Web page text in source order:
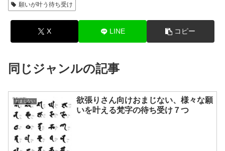
願いが叶う待ち受け
X LINE コピー
同じジャンルの記事
おまじない
欲張りさん向けおまじない、様々な願
いを叶える梵字の待ち受け７つ